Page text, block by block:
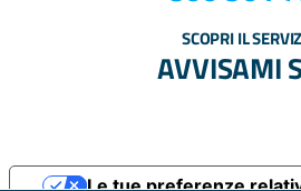
SCOPRI IL
AVVISAMI
Le tue preferenze